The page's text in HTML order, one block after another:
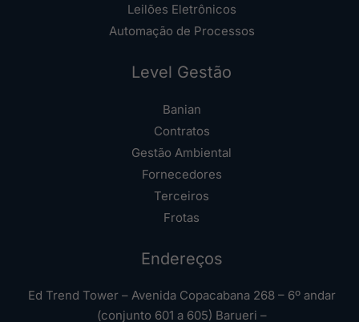
Leilões Eletrônicos
Automação de Processos
Level Gestão
Banian
Contratos
Gestão Ambiental
Fornecedores
Terceiros
Frotas
Endereços
Ed Trend Tower – Avenida Copacabana 268 – 6º andar
(conjunto 601 a 605) Barueri –